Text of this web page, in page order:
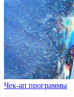
Чек-ап программы